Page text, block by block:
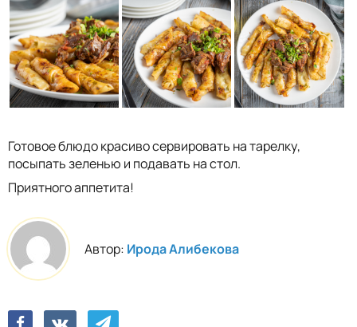
Готовое блюдо красиво сервировать на тарелку,
посыпать зеленью и подавать на стол.
Приятного аппетита!
Автор: Ирода Алибекова